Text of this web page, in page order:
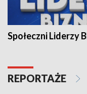
Społeczni Liderzy
REPORTAŻE